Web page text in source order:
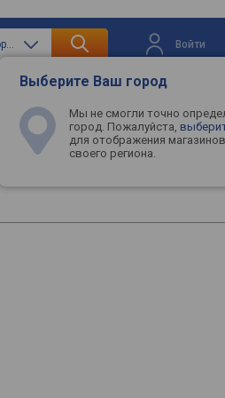
только фены и приборы для укладки Войти
Выберите Ваш город
Мы не смогли точно
город. Пожалуйста,
для отображения
своего региона.
техника Телевизоры